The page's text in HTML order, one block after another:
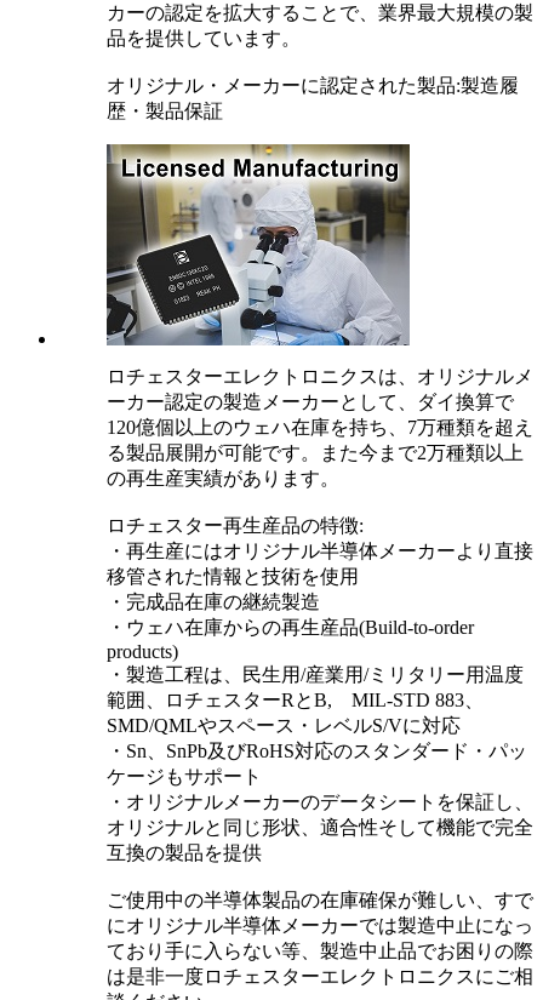
カーの認定を拡大することで、業界最大規模の製
品を提供しています。
オリジナル・メーカーに認定された製品:製造履
歴・製品保証
ロチェスターエレクトロニクスは、オリジナルメ
ーカー認定の製造メーカーとして、ダイ換算で
120億個以上のウェハ在庫を持ち、7万種類を超え
る製品展開が可能です。また今まで2万種類以上
の再生産実績があります。
ロチェスター再生産品の特徴:
・再生産にはオリジナル半導体メーカーより直接
移管された情報と技術を使用
・完成品在庫の継続製造
・ウェハ在庫からの再生産品(Build-to-order
products)
・製造工程は、民生用/産業用/ミリタリー用温度
範囲、ロチェスターRとB, MIL-STD 883、
SMD/QMLやスペース・レベルS/Vに対応
・Sn、SnPb及びRoHS対応のスタンダード・パッ
ケージもサポート
・オリジナルメーカーのデータシートを保証し、
オリジナルと同じ形状、適合性そして機能で完全
互換の製品を提供
ご使用中の半導体製品の在庫確保が難しい、すで
にオリジナル半導体メーカーでは製造中止になっ
ており手に入らない等、製造中止品でお困りの際
は是非一度ロチェスターエレクトロニクスにご相